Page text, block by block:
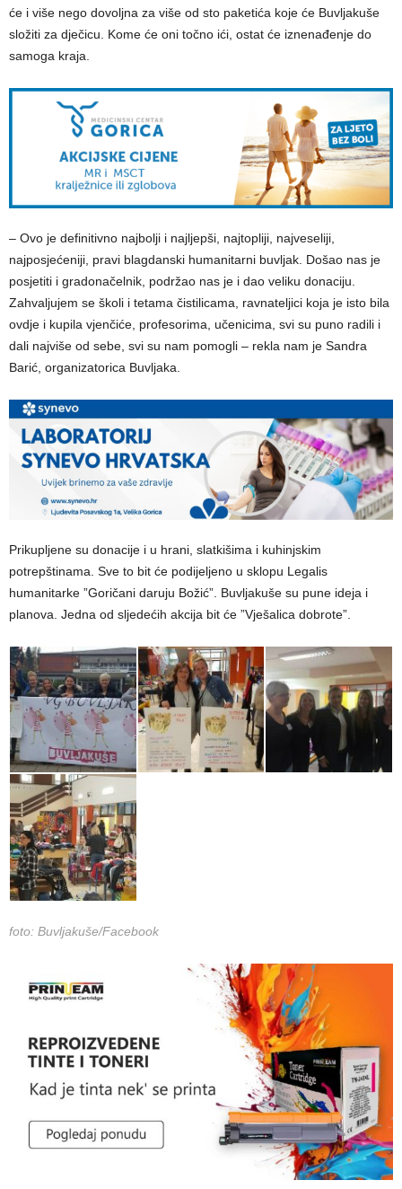
će i više nego dovoljna za više od sto paketića koje će Buvljakuše
složiti za dječicu. Kome će oni točno ići, ostat će iznenađenje do
samoga kraja.
– Ovo je definitivno najbolji i najljepši, najtopliji, najveseliji,
najposjećeniji, pravi blagdanski humanitarni buvljak. Došao nas je
posjetiti i gradonačelnik, podržao nas je i dao veliku donaciju.
Zahvaljujem se školi i tetama čistilicama, ravnateljici koja je isto bila
ovdje i kupila vjenčiće, profesorima, učenicima, svi su puno radili i
dali najviše od sebe, svi su nam pomogli – rekla nam je Sandra
Barić, organizatorica Buvljaka.
Prikupljene su donacije i u hrani, slatkišima i kuhinjskim
potrepštinama. Sve to bit će podijeljeno u sklopu Legalis
humanitarke ”Goričani daruju Božić”. Buvljakuše su pune ideja i
planova. Jedna od sljedećih akcija bit će ”Vješalica dobrote”.
foto: Buvljakuše/Facebook